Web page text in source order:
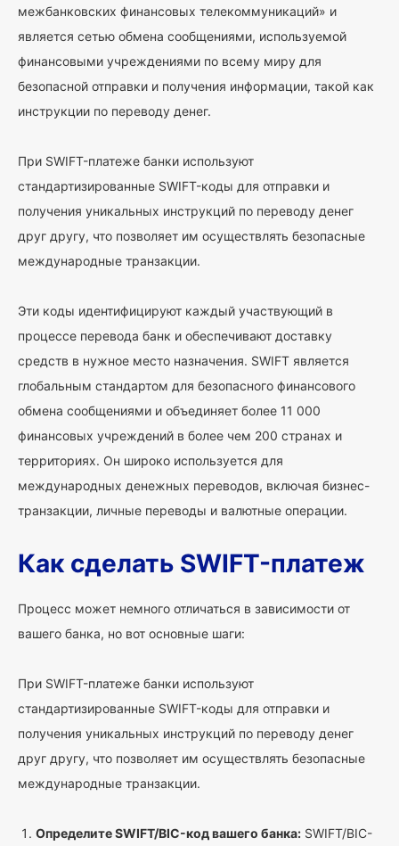
межбанковских финансовых телекоммуникаций» и
является сетью обмена сообщениями, используемой
финансовыми учреждениями по всему миру для
безопасной отправки и получения информации, такой как
инструкции по переводу денег.
При SWIFT-платеже банки используют
стандартизированные SWIFT-коды для отправки и
получения уникальных инструкций по переводу денег
друг другу, что позволяет им осуществлять безопасные
международные транзакции.
Эти коды идентифицируют каждый участвующий в
процессе перевода банк и обеспечивают доставку
средств в нужное место назначения. SWIFT является
глобальным стандартом для безопасного финансового
обмена сообщениями и объединяет более 11 000
финансовых учреждений в более чем 200 странах и
территориях. Он широко используется для
международных денежных переводов, включая бизнес-
транзакции, личные переводы и валютные операции.
Как сделать SWIFT-платеж
Процесс может немного отличаться в зависимости от
вашего банка, но вот основные шаги:
При SWIFT-платеже банки используют
стандартизированные SWIFT-коды для отправки и
получения уникальных инструкций по переводу денег
друг другу, что позволяет им осуществлять безопасные
международные транзакции.
Определите SWIFT/BIC-код вашего банка: SWIFT/BIC-